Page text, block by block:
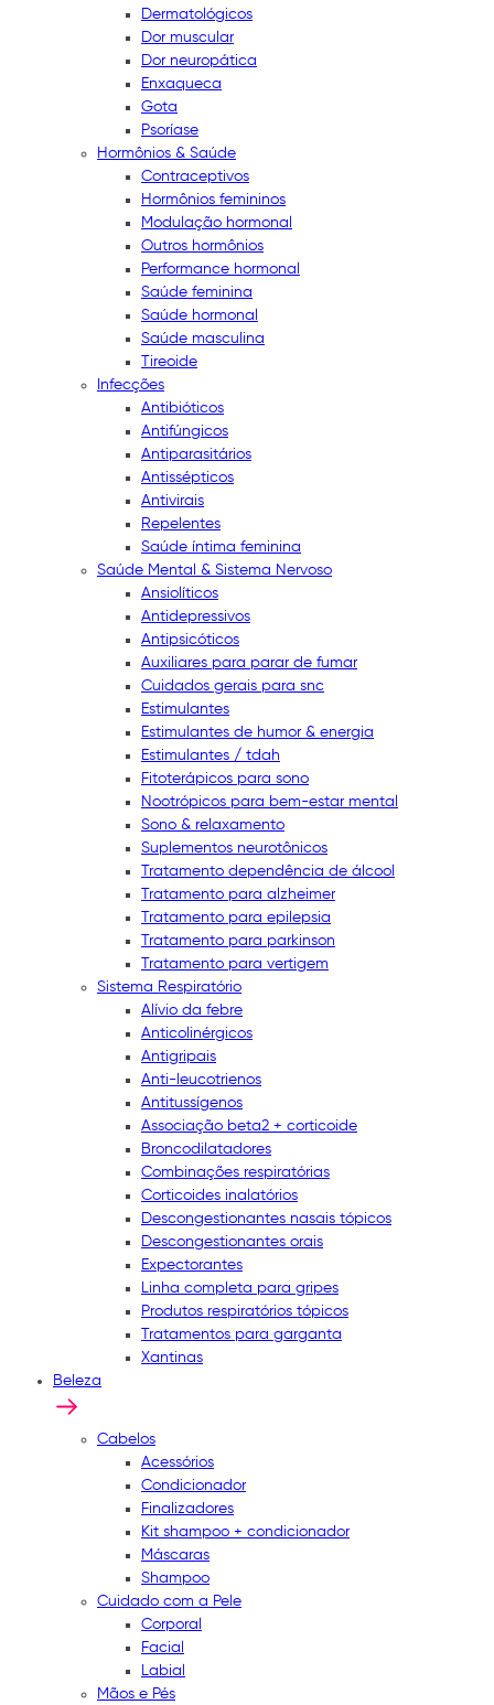
Dermatológicos
Dor muscular
Dor neuropática
Enxaqueca
Gota
Psoríase
Hormônios & Saúde
Contraceptivos
Hormônios femininos
Modulação hormonal
Outros hormônios
Performance hormonal
Saúde feminina
Saúde hormonal
Saúde masculina
Tireoide
Infecções
Antibióticos
Antifúngicos
Antiparasitários
Antissépticos
Antivirais
Repelentes
Saúde íntima feminina
Saúde Mental & Sistema Nervoso
Ansiolíticos
Antidepressivos
Antipsicóticos
Auxiliares para parar de fumar
Cuidados gerais para snc
Estimulantes
Estimulantes de humor & energia
Estimulantes / tdah
Fitoterápicos para sono
Nootrópicos para bem-estar mental
Sono & relaxamento
Suplementos neurotônicos
Tratamento dependência de álcool
Tratamento para alzheimer
Tratamento para epilepsia
Tratamento para parkinson
Tratamento para vertigem
Sistema Respiratório
Alívio da febre
Anticolinérgicos
Antigripais
Anti-leucotrienos
Antitussígenos
Associação beta2 + corticoide
Broncodilatadores
Combinações respiratórias
Corticoides inalatórios
Descongestionantes nasais tópicos
Descongestionantes orais
Expectorantes
Linha completa para gripes
Produtos respiratórios tópicos
Tratamentos para garganta
Xantinas
Beleza
Cabelos
Acessórios
Condicionador
Finalizadores
Kit shampoo + condicionador
Máscaras
Shampoo
Cuidado com a Pele
Corporal
Facial
Labial
Mãos e Pés